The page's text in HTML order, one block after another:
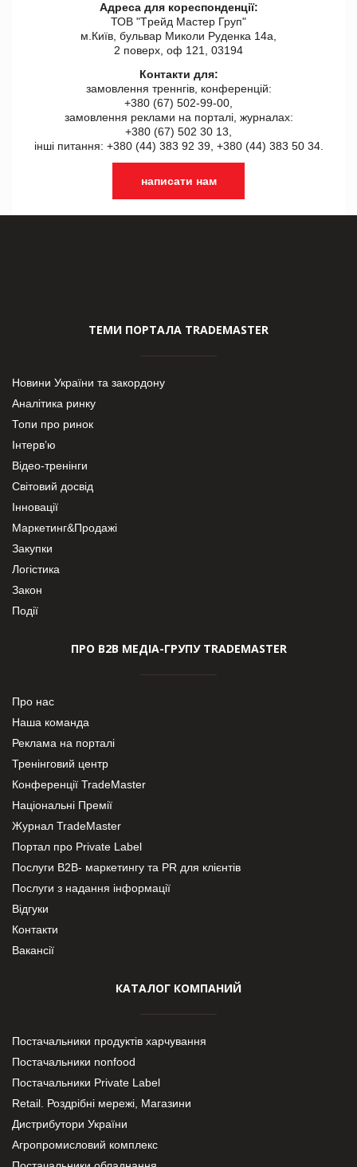
Адреса для кореспонденції:
ТОВ "Tрейд Мастер Груп"
м.Київ, бульвар Миколи Руденка 14а,
2 поверх, оф 121, 03194
Контакти для:
замовлення треннгів, конференцій:
+380 (67) 502-99-00,
замовлення реклами на порталі, журналах:
+380 (67) 502 30 13,
інші питання: +380 (44) 383 92 39, +380 (44) 383 50 34.
написати нам
ТЕМИ ПОРТАЛА TRADEMASTER
Новини України та закордону
Аналітика ринку
Топи про ринок
Інтерв’ю
Відео-тренінги
Світовий досвід
Інновації
Маркетинг&Продажі
Закупки
Логістика
Закон
Події
ПРО В2В МЕДІА-ГРУПУ TRADEMASTER
Про нас
Наша команда
Реклама на порталі
Тренінговий центр
Конференції TradeMaster
Національні Премії
Журнал TradeMaster
Портал про Private Label
Послуги В2В- маркетингу та PR для клієнтів
Послуги з надання інформації
Відгуки
Контакти
Вакансії
КАТАЛОГ КОМПАНИЙ
Постачальники продуктів харчування
Постачальники nonfood
Постачальники Private Label
Retail. Роздрібні мережі, Магазини
Дистрибутори України
Агропромисловий комплекс